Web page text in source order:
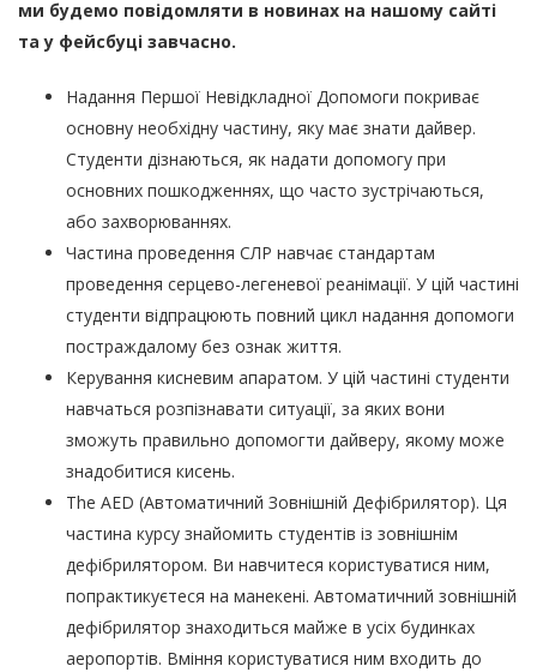
ми будемо повідомляти в новинах на нашому сайті
та у фейсбуці завчасно.
Надання Першої Невідкладної Допомоги покриває
основну необхідну частину, яку має знати дайвер.
Студенти дізнаються, як надати допомогу при
основних пошкодженнях, що часто зустрічаються,
або захворюваннях.
Частина проведення СЛР навчає стандартам
проведення серцево-легеневої реанімації. У цій частині
студенти відпрацюють повний цикл надання допомоги
постраждалому без ознак життя.
Керування кисневим апаратом. У цій частині студенти
навчаться розпізнавати ситуації, за яких вони
зможуть правильно допомогти дайверу, якому може
знадобитися кисень.
The AED (Автоматичний Зовнішній Дефібрилятор). Ця
частина курсу знайомить студентів із зовнішнім
дефібрилятором. Ви навчитеся користуватися ним,
попрактикуєтеся на манекені. Автоматичний зовнішній
дефібрилятор знаходиться майже в усіх будинках
аеропортів. Вміння користуватися ним входить до